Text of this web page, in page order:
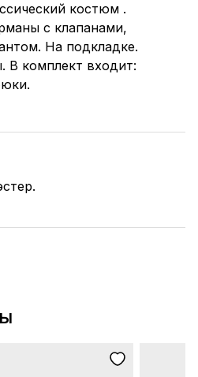
костюм .
с клапанами,
На подкладке.
В комплект входит: